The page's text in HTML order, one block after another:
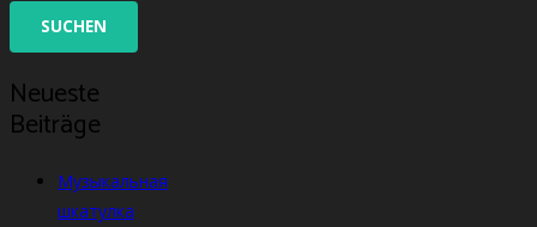
Neueste
Beiträge
Музыкальная
шкатулка